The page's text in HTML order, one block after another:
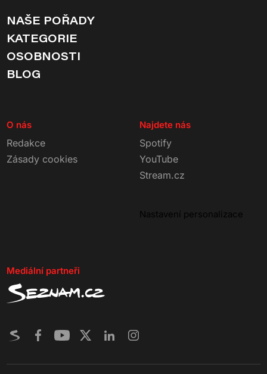
NAŠE POŘADY
KATEGORIE
OSOBNOSTI
BLOG
O nás
Redakce
Zásady cookies
Najdete nás
Spotify
YouTube
Stream.cz
Nastavení personalizace
Mediální partneři